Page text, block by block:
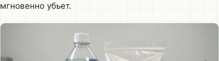
мгновенно убьет.